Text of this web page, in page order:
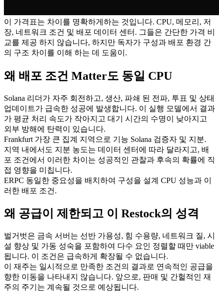
이 가격표는 차이를 명확하게하는 것입니다. CPU, 메모리, 저
장, 네트워크 조건 및 배포 데이터 센터. 그들은 간단한 가격 비
교를 제공 하지 않습니다, 하지만 독자가 구성과 배포 환경 간
의 구조 차이를 이해 하는 데 도움이.
왜 배포 조건 Matter도 동일 CPU
Solana 리더가 자주 회전하고, 생산, 파쇄 된 전파, 투표 및 상태
업데이트가 급속한 성공에 발생합니다. 이 실행 모델에서 결과
가 평균 처리 속도가 작아지고 대기 시간의 수명이 낮아지고
외부 방해에 탄력이 있습니다.
Frankfurt 가장 큰 집계 지역으로 기능 Solana 검증자 및 지분.
지역 내에서도 지분 농도는 데이터 센터에 따라 달라지고, 배
포 조건에서 이러한 차이는 성공적인 관찰과 후속의 확률에 직
접 영향을 미칩니다.
ERPC 동일한 중요성을 배치하여 구성을 설계 CPU 성능과 이
러한 배포 조건.
왜 공급이 제한되고 이 Restock의 성격
벌거벗은 금속 서버는 선반 가용성, 힘 수용량, 네트워크 질, 시
설 향상 및 가동 성숙을 포함하여 다수 요인 정렬할 때만 viable
됩니다. 이 조건은 급속하게 확장될 수 없습니다.
이 재주는 일시적으로 만족한 조건의 결과로 연속적인 공급을
향한 이동을 나타내지 않습니다. 앞으로, 판매 및 간헐적인 재
주의 주기는 계속될 것으로 예상됩니다.